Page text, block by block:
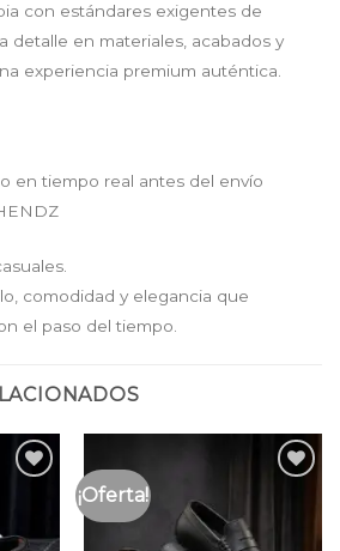
con estándares exigentes de
detalle en materiales, acabados y
experiencia premium auténtica.
en tiempo real antes del envío
comodidad y elegancia que
el paso del tiempo.
de
¡Oferta!